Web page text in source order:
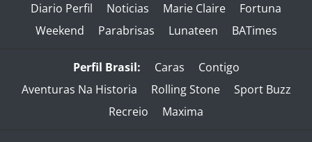
Diario Perfil Noticias Marie Claire
Fortuna
Weekend
Parabrisas Lunateen BATimes
Perfil Brasil: Caras
Contigo
Aventuras Na Historia
Rolling Stone
Sport Buzz
Recreio
Maxima